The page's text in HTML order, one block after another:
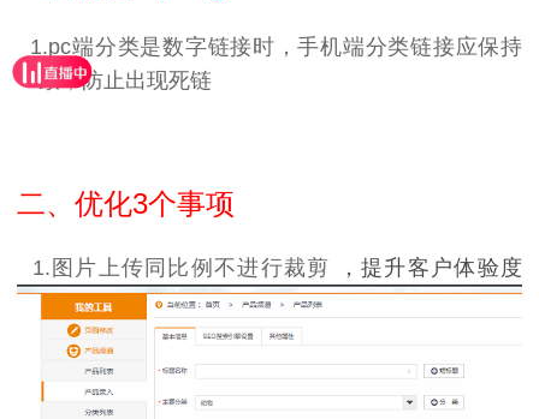
1.pc端分类是数字链接时，手机端分类链接应保持
一致，防止出现死链
二、优化3个事项
1.图片上传同比例不进行裁剪 ，提升客户体验度